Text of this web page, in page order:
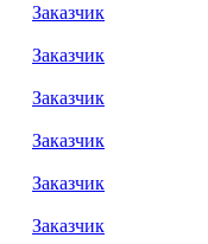
Заказчик
Заказчик
Заказчик
Заказчик
Заказчик
Заказчик